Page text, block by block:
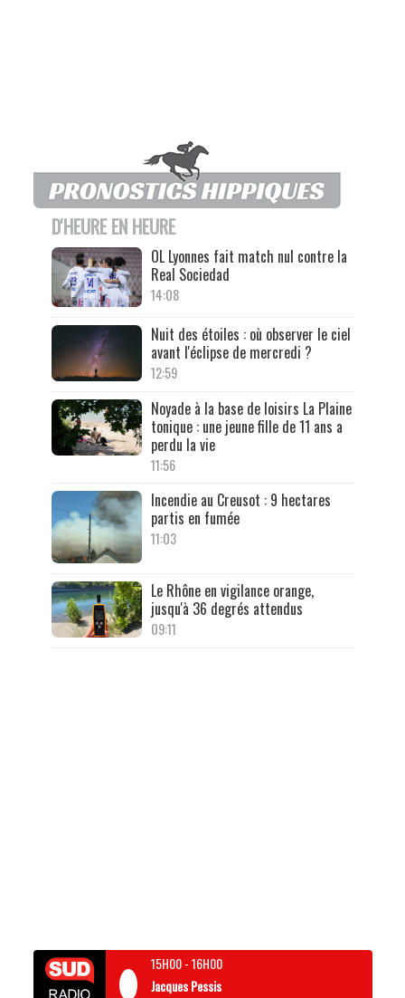
D'HEURE EN HEURE
OL Lyonnes fait match nul contre la
Real Sociedad
14:08
Nuit des étoiles : où observer le ciel
avant l'éclipse de mercredi ?
12:59
Noyade à la base de loisirs La Plaine
tonique : une jeune fille de 11 ans a
perdu la vie
11:56
Incendie au Creusot : 9 hectares
partis en fumée
11:03
Le Rhône en vigilance orange,
jusqu'à 36 degrés attendus
09:11
15H00-16H00
Jacques Pessis